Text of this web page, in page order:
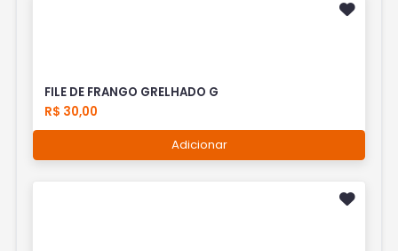
FILE DE FRANGO GRELHADO G
R$ 30,00
Adicionar